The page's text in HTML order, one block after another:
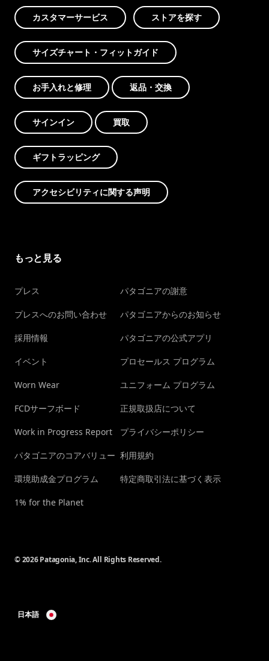
カスタマーサービス ストアを探す
サイズチャート・フィットガイド
お手入れと修理 返品・交換
サインイン 買取
ギフトラッピング
アクセシビリティに関する声明
もっと見る
プレス
プレスへのお問い合わせ
採用情報
イベント
Worn Wear
FCDサーフボード
Work in Progress Report
パタゴニアのコアバリュー
環境助成金プログラム
1% for the Planet
パタゴニアの謝意
パタゴニアからのお知らせ
パタゴニアの公式アプリ
プロセールス プログラム
ユニフォーム プログラム
正規取扱店について
プライバシーポリシー
利用規約
特定商取引法に基づく表示
© 2026 Patagonia, Inc. All Rights Reserved.
日本語